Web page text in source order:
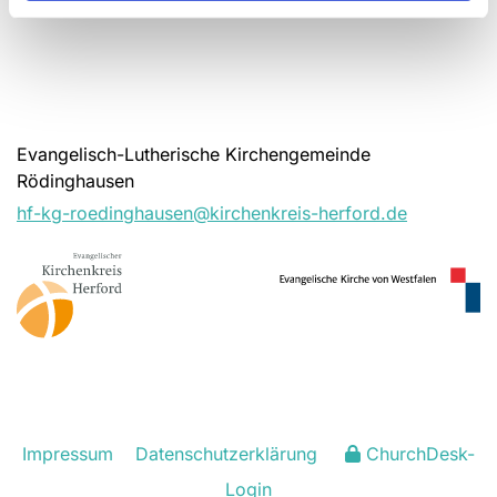
Evangelisch-Lutherische Kirchengemeinde
Rödinghausen
hf-kg-roedinghausen@kirchenkreis-herford.de
Impressum Datenschutzerklärung
ChurchDesk-
Login